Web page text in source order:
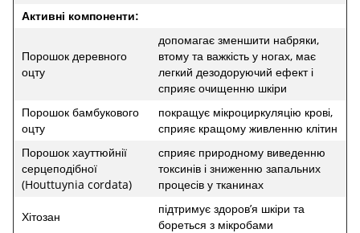
Активні компоненти:
Порошок деревного
оцту
допомагає зменшити набряки,
втому та важкість у ногах, має
легкий дезодоруючий ефект і
сприяє очищенню шкіри
Порошок бамбукового
оцту
покращує мікроциркуляцію крові,
сприяє кращому живленню клітин
Порошок хауттюйнії
серцеподібної
(Houttuynia cordata)
сприяє природному виведенню
токсинів і зниженню запальних
процесів у тканинах
Хітозан
підтримує здоров’я шкіри та
бореться з мікробами